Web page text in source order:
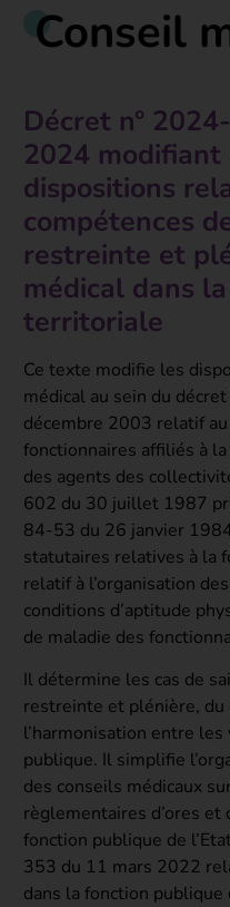
Conseil
Décret n°
2024 modifiant
dispositions
compétences
restreinte et
médical dans
territoriale
Ce texte modifie les
médical au sein du
décembre 2003 relatif
fonctionnaires affiliés à
des agents des
602 du 30 juillet 1987
84-53 du 26 janvier
statutaires relatives à la
relatif à l’organisation
conditions d’aptitude
de maladie des
Il détermine les cas de
restreinte et plénière, du
l’harmonisation entre
publique. Il simplifie
des conseils médicaux
règlementaires d’ores et
fonction publique de
353 du 11 mars 2022
dans la fonction publique